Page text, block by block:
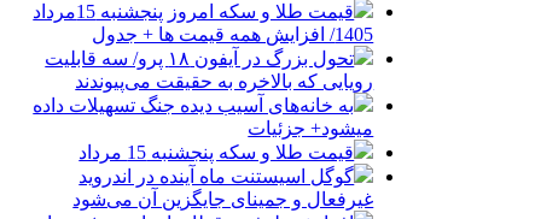
قیمت طلا و سکه امروز پنجشنبه 15مرداد
1405/ افزایش همه قیمت ها + جدول
تحول بزرگ در آیفون ۱۸ پرو/ سه قابلیت
رویایی که بالاخره به حقیقت می‌پیوندند
به خانه‌های آسیب دیده جنگ تسهیلات داده
میشود+ جزئیات
قیمت طلا و سکه پنجشنبه 15 مرداد
گوگل اسیستنت ماه آینده در اندروید
غیرفعال و جمینای جایگزین آن می‌شود